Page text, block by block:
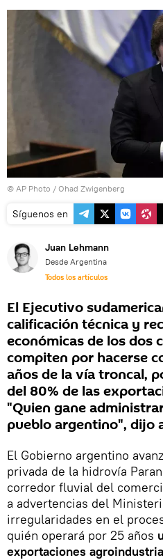
© AP Photo / Ohad Zwigenberg
Síguenos en
Juan Lehmann
Desde Argentina
Todos los artículos
El Ejecutivo
calificación técnica y
económicas de los dos
compiten por hacerse
años de la vía troncal,
del 80% de las
"Quien gane
pueblo argentino", dijo
El Gobierno argentino
privada de la hidrovía
corredor fluvial del
a advertencias del
irregularidades en el
quién operará por 25 años
exportaciones